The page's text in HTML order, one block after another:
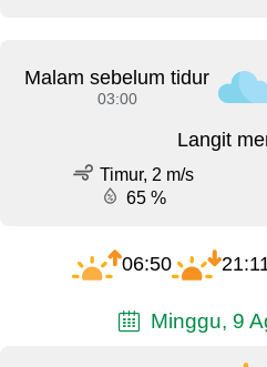
Malam sebelum tidur
03:00
Langit
Timur, 2 m/s
65 %
06:50
Minggu, 9